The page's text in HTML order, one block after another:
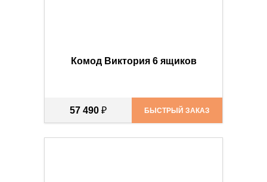
Комод Виктория 6 ящиков
57 490 ₽ БЫСТРЫЙ ЗАКАЗ